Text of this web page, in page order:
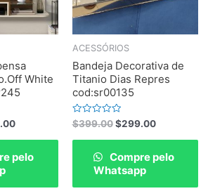
White
pelo
ACESSÓRIOS
Bandeja Decorativa de
Titanio Dias Repres
cod:sr00135
Rated
0
out
$399.00 $299.00
Compre pelo
Whatsapp